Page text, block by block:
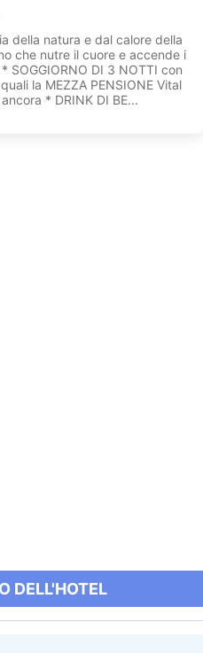
della natura e dal calore della
che nutre il cuore e accende i
SOGGIORNO DI 3 NOTTI con
la MEZZA PENSIONE Vital
* DRINK DI BE...
DELL'HOTEL